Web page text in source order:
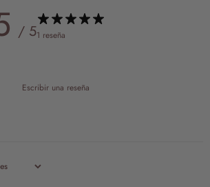
/ 51 reseña
Escribir una reseña